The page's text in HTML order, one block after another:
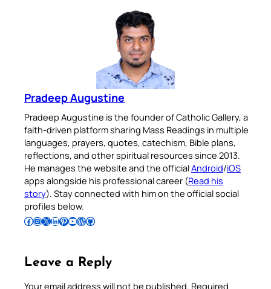
Pradeep Augustine
Pradeep Augustine is the founder of Catholic Gallery, a
faith-driven platform sharing Mass Readings in multiple
languages, prayers, quotes, catechism, Bible plans,
reflections, and other spiritual resources since 2013.
He manages the website and the officialAndroid/iOS
apps alongside his professional career (Read his
story). Stay connected with him on the official social
profiles below.
Follow Pradeep on Facebook Follow Pradeep on InstagramFollow Pradeep on X Follow Pradeep on LinkedIn Follow Pradeep on Pinterest Subscribe to Pradeep’s Youtube Channel Follow Pradeep on WordPress Follow Pradeep on GitHub
Leave a Reply
Your email address will not be published. Required